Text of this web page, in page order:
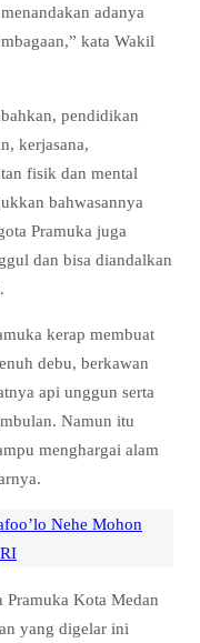
adanya
kata Wakil
pendidikan
kerjasana,
fisik dan mental
bahwasannya
Pramuka juga
dan bisa diandalkan
kerap membuat
debu, berkawan
api unggun serta
Namun itu
menghargai alam
Nehe Mohon
Kota Medan
yang digelar ini